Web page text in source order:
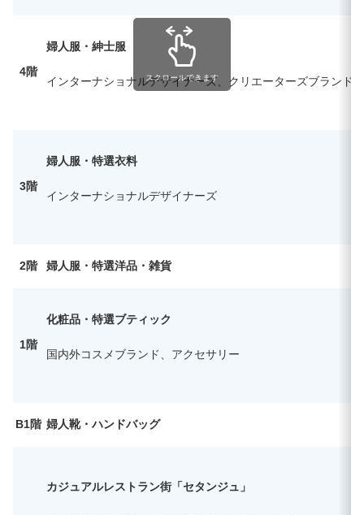
4階
婦人服・紳士服
インターナショナルデザイナーズ、クリエーターズブランド
3階
婦人服・特選衣料
インターナショナルデザイナーズ
2階 婦人服・特選洋品・雑貨
1階
化粧品・特選ブティック
国内外コスメブランド、アクセサリー
B1階 婦人靴・ハンドバッグ
カジュアルレストラン街「セタンジュ」
スクロールできます